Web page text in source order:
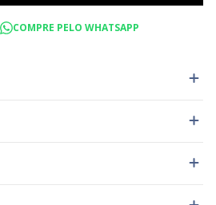
COMPRE PELO WHATSAPP